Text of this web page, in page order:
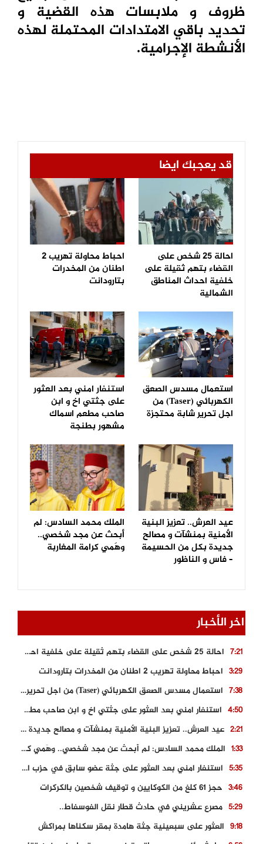
ظروف و ملابسات هذه القضية و
تحديد باقي الامتدادات المحتملة لهذه
الأنشطة الإجرامية.
قد يعجبك ايضا
احالة 25 شخص على
القضاء بتهم ثقيلة على
خلفية احداث المناطق
الشمالية
احباط محاولة تهريب 2
اطنان من المخدرات
بتارودانت
استعمال مسدس الصعق
الكهربائي (Taser) من
اجل تحرير شابة محتجزة
استنفار امني بعد العثور
على جثتي اخ و ابن
صاحب مطعم اسماك
مشهور بطنجة
عيد العرش.. تعزيز البنية
الأمنية بمنشآت و مصالح
جديدة بكل من الحسيمة
– فاس و الناظور
الملك محمد السادس: لم
أبحث عن مجد شخصي..
وهَمي كرامة المغاربة
اخر الأخبار
7:21
احالة 25 شخص على القضاء بتهم ثقيلة على خلفية احداث المناطق الشمالية
3:29 احباط محاولة تهريب 2 اطنان من المخدرات بتارودانت
7:38
استعمال مسدس الصعق الكهربائي (Taser) من اجل تحرير شابة محتجزة
4:50
استنفار امني بعد العثور على جثتي اخ و ابن صاحب مطعم اسماك مشهور بطنجة
2:21
عيد العرش.. تعزيز البنية الأمنية بمنشآت و مصالح جديدة بكل من الحسيمة – فاس و الناظور
1:33
الملك محمد السادس: لم أبحث عن مجد شخصي.. وهَمي كرامة المغاربة
5:35
استنفار امني بعد العثور على جثة عضو سابق في حزب المصباح بالقنيطرة..
3:46 حجز 61 كلغ من الكوكايين و توقيف شخصين بالكركرات
5:29 مصرع عشريني في حادث قطار نقل الفوسفاط..
9:18 العثور على سبعينية جثة هامدة بمقر سكناها بمراكش